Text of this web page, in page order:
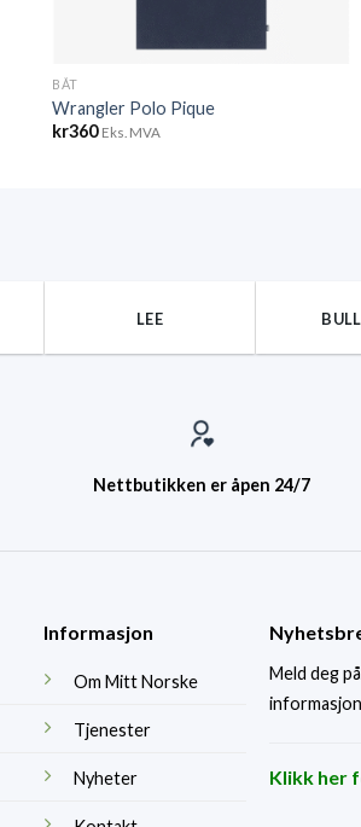
BÅT
Wrangler Polo Pique
kr360 Eks. MVA
LEE
Nettbutikken er åpen 24/7
Informasjon
Om Mitt Norske
Tjenester
Nyheter
Meld deg
Klikk her